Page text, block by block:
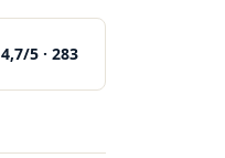
4,7/5 · 283